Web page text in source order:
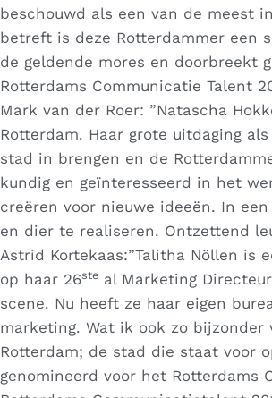
beschouwd als een van de meest
betreft is deze Rotterdammer een
de geldende mores en doorbreekt
Rotterdams Communicatie Talent
Mark van der Roer: ”Natascha
Rotterdam. Haar grote uitdaging
stad in brengen en de
kundig en geïnteresseerd in het
creëren voor nieuwe ideeën. In
en dier te realiseren. Ontzettend
Astrid Kortekaas:”Talitha Nöllen is
op haar 26ste al Marketing
scene. Nu heeft ze haar eigen
marketing. Wat ik ook zo
Rotterdam; de stad die staat voor
genomineerd voor het Rotterdams